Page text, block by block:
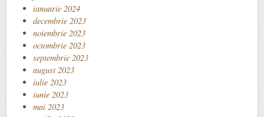
ianuarie 2024
decembrie 2023
noiembrie 2023
octombrie 2023
septembrie 2023
august 2023
iulie 2023
iunie 2023
mai 2023